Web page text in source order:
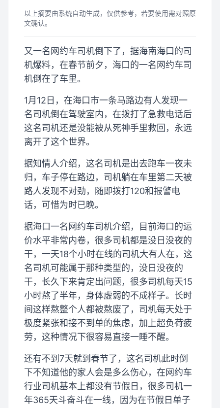
以上摘要由系统自动生成，仅供参考，若要使用需对照原
文确认。
又一名网约车司机倒下了，据海南海口的司
机爆料，在春节前夕，海口的一名网约车司
机倒在了车里。
1月12日，在海口市一条马路边有人发现一
名司机倒在驾驶室内，在拨打了急救电话后
这名司机还是没能被从死神手里救回，永远
离开了这个世界。
据知情人介绍，这名司机是出去跑车一夜未
归，车子停在路边，司机躺在车里第二天被
路人发现不对劲，随即拨打120和报警电
话，可惜为时已晚。
据海口一名网约车司机介绍，目前海口的运
价水平非常内卷，很多司机都是没日没夜的
干，一天18个小时在线的司机大有人在，这
名司机可能属于那种类型的，没日没夜的
干，长久下来肯定出问题，很多司机每天15
小时熬了半年，身体虚弱的不成样子。长时
间这样熬整个人都被熬废了，司机每天处于
极度紧张和接不到单的焦虑，加上超负荷疲
劳，这种情况下很容易直接一睡不醒。
还有不到7天就到春节了，这名司机此时倒
下不知道他的家人会是多么伤心，在网约车
行业司机基本上都没有节假日，很多司机一
年365天斗奋斗在一线，因为在节假日单子